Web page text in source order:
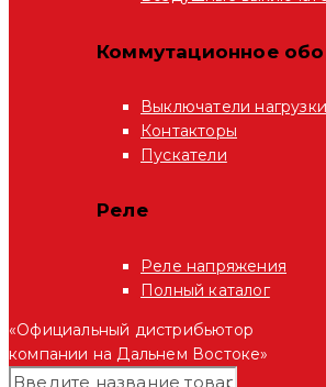
Коммутационное
Выключатели
Контакторы
Пускатели
Реле
Реле напряжения
Полный каталог
«Официальный дистрибьютор
компании на Дальнем Востоке»